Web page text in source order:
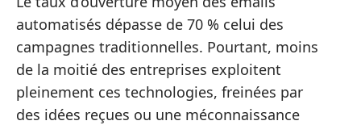
automatisés dépasse de 70 % celui des
campagnes traditionnelles. Pourtant, moins
de la moitié des entreprises exploitent
pleinement ces technologies, freinées par
des idées reçues ou une méconnaissance